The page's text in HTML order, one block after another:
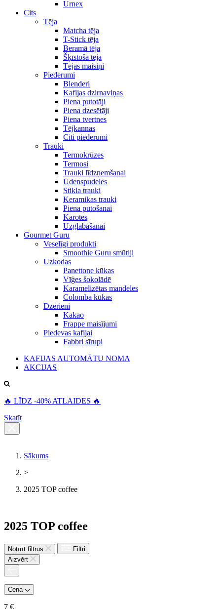
Urnex
Cits
Tēja
Matcha tēja
T-Stick tēja
Beramā tēja
Šķīstošā tēja
Tējas maisiņi
Piederumi
Blenderi
Kafijas dzirnaviņas
Piena putotāji
Piena dzesētāji
Piena tvertnes
Tējkannas
Citi piederumi
Trauki
Termokrūzes
Termosi
Trauki līdzņemšanai
Ūdenspudeles
Stikla trauki
Keramikas trauki
Piena putošanai
Karotes
Uzglabāšanai
Gourmet Guru
Veselīgi produkti
Smoothie Guru smūtiji
Uzkodas
Panettone kūkas
Vīģes šokolādē
Karamelizētas mandeles
Colomba kūkas
Dzērieni
Kakao
Frappe maisījumi
Piedevas kafijai
Fabbri sīrupi
KAFIJAS AUTOMĀTU NOMA
AKCIJAS
🔥 LĪDZ -40% ATLAIDES 🔥
Skatīt
Sākums
>
2025 TOP coffee
2025 TOP coffee
Notīrīt filtrus
Filtri
Aizvērt
Cena
7 €